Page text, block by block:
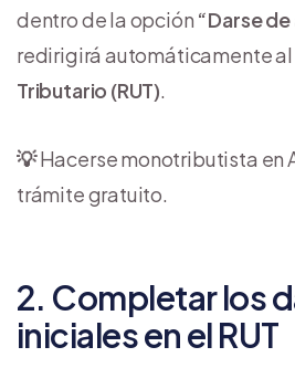
dentro de la opción “Darse de
redirigirá automáticamente al
Tributario (RUT).
💡Hacerse monotributista en
trámite gratuito.
2. Completar los
iniciales en el RUT